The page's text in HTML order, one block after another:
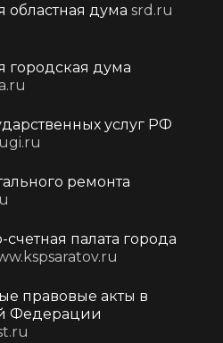
областная дума srd.ru
городская дума
услуг РФ
ремонта
палата города
правовые акты в
Федерации